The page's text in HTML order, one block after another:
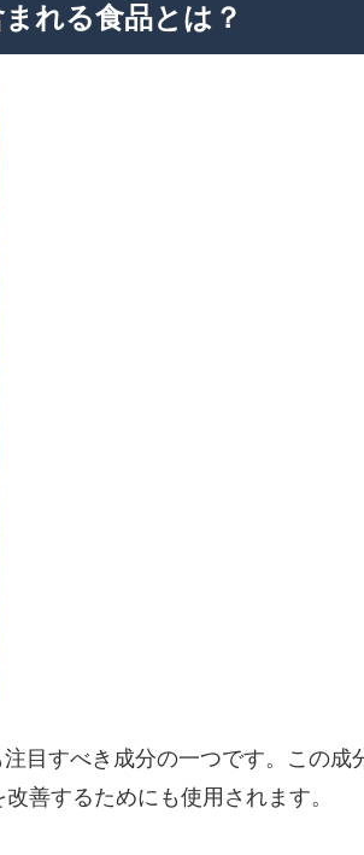
れる食品とは？
目すべき成分の一つです。この成
善するためにも使用されます。